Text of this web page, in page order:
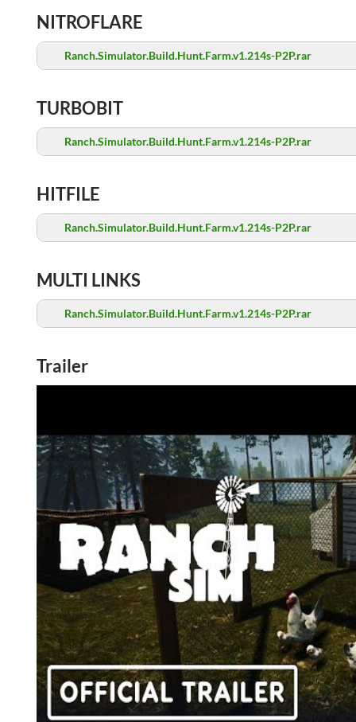
NITROFLARE
Ranch.Simulator.Build.Hunt.Farm.v1.214s-P2P.rar
TURBOBIT
Ranch.Simulator.Build.Hunt.Farm.v1.214s-P2P.rar
HITFILE
Ranch.Simulator.Build.Hunt.Farm.v1.214s-P2P.rar
MULTI LINKS
Ranch.Simulator.Build.Hunt.Farm.v1.214s-P2P.rar
Trailer